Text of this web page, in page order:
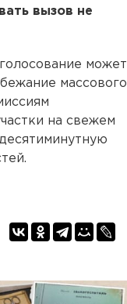
вызов не
может
массового
на свежем